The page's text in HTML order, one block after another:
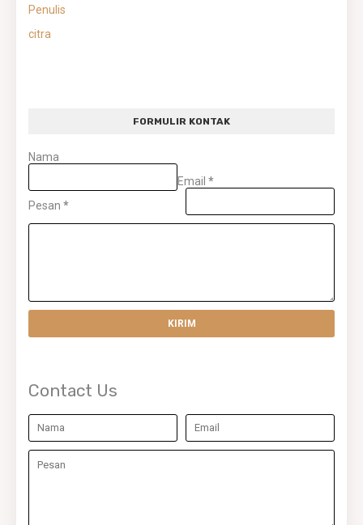
Penulis
citra
FORMULIR KONTAK
Nama
Email *
Pesan *
Contact Us